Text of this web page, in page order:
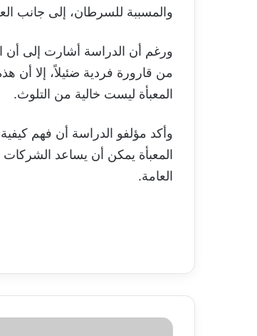
والمسببة للسرطان، إلى جانب
ورغم أن الدراسة أشارت إلى أن
من قارورة فردية ضئيلاً، إلا أن
المعبأة ليست خالية من التلوث.
وأكد مؤلفو الدراسة أن فهم كيفية
المعبأة يمكن أن يساعد
العامة.
تصنيف